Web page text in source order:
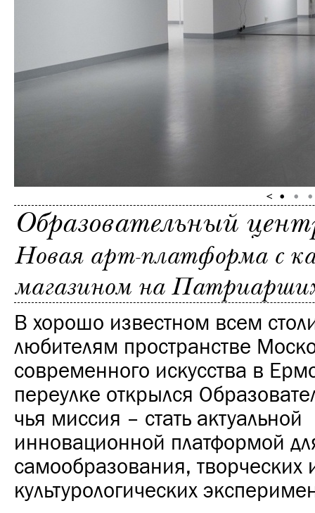
Образовательный
Новая арт-платформа с
магазином на
В хорошо известном всем
любителям пространстве
современного искусства в
переулке открылся
чья миссия – стать актуальной
инновационной платформой
самообразования, творческих
культурологических